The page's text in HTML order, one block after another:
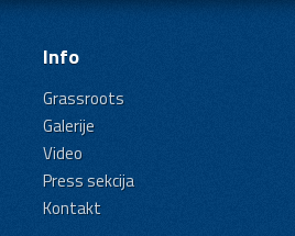
Info
Grassroots
Galerije
Video
Press sekcija
Kontakt